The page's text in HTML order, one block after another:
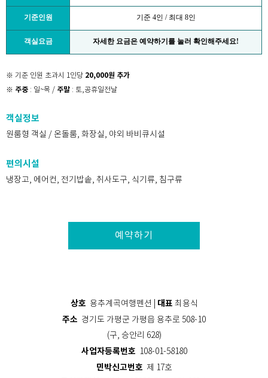
기준인원 기준 4인 / 최대 8인
객실요금 자세한 요금은 예약하기를 눌러 확인해주세요!
※ 기준 인원 초과시 1인당 20,000원 추가
※ 주중 : 일~목 / 주말 : 토,공휴일전날
객실정보
원룸형 객실 / 온돌룸, 화장실, 야외 바비큐시설
편의시설
냉장고, 에어컨, 전기밥솥, 취사도구, 식기류, 침구류
예약하기
상호 용추계곡여행펜션 | 대표 최용식
주소 경기도 가평군 가평읍 용추로 508-10
(구, 승안리 628)
사업자등록번호 108-01-58180
민박신고번호 제 17호